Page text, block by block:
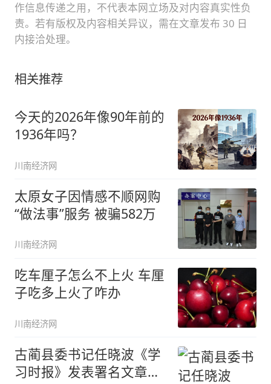
作信息传递之用，不代表本网立场及对内容真实性负
责。若有版权及内容相关异议，需在文章发布 30 日
内接洽处理。
相关推荐
今天的2026年像90年前的
1936年吗？
川南经济网
太原女子因情感不顺网购
“做法事”服务 被骗582万
川南经济网
吃车厘子怎么不上火 车厘
子吃多上火了咋办
川南经济网
古蔺县委书记任晓波《学
习时报》发表署名文章